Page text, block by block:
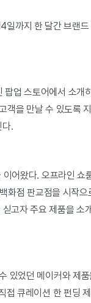
까지 한 달간 브랜드
업 스토어에서 소개
객을 만날 수 있도록
다.
어왔다. 오프라인 쇼
화점 판교점을 시작
고자 주요 제품을 소
있었던 메이커와 제
접 큐레이션 한 펀딩